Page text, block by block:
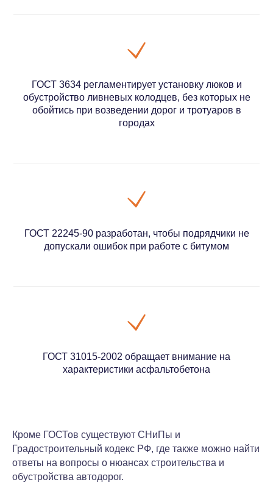
ГОСТ 3634 регламентирует установку люков и
обустройство ливневых колодцев, без которых не
обойтись при возведении дорог и тротуаров в
городах
ГОСТ 22245-90 разработан, чтобы подрядчики не
допускали ошибок при работе с битумом
ГОСТ 31015-2002 обращает внимание на
характеристики асфальтобетона
Кроме ГОСТов существуют СНиПы и
Градостроительный кодекс РФ, где также можно найти
ответы на вопросы о нюансах строительства и
обустройства автодорог.